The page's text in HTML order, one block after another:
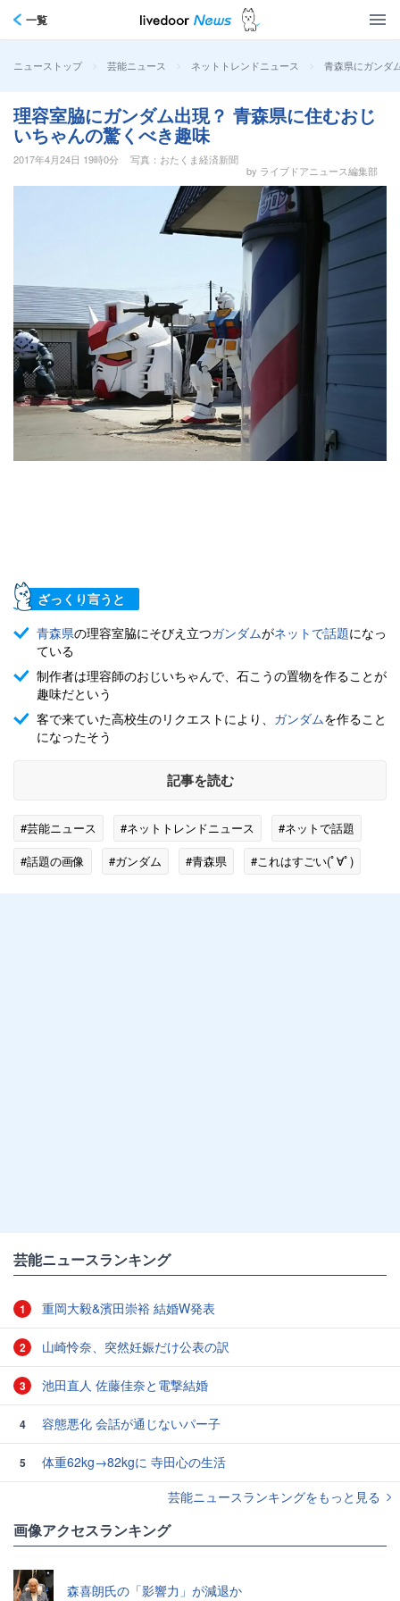
一覧
ニューストップ > 芸能ニュース > ネットトレンドニュース > 青森県にガンダ
理容室脇にガンダム出現？ 青森県に住むおじ
いちゃんの驚くべき趣味
2017年4月24日 19時0分
写真：おたくま経済新聞
by ライブドアニュース編集部
ざっくり言うと
青森県の理容室脇にそびえ立つガンダムがネットで話題になっ
ている
制作者は理容師のおじいちゃんで、石こうの置物を作ることが
趣味だという
客で来ていた高校生のリクエストにより、 ガンダムを作ること
になったそう
記事を読む
#芸能ニュース #ネットトレンドニュース
#ネットで話題
#話題の画像
#ガンダム #青森県 #これはすごい(ﾟ∀ﾟ)
芸能ニュースランキング
1 重岡大毅&濱田崇裕 結婚W発表
2 山崎怜奈、突然妊娠だけ公表の訳
3 池田直人 佐藤佳奈と電撃結婚
4 容態悪化 会話が通じないパー子
5
体重62kg→82kgに 寺田心の生活
芸能ニュースランキングをもっと見る
画像アクセスランキング
森喜朗氏の「影響力」が減退か